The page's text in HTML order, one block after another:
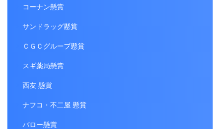
コーナン懸賞
サンドラッグ懸賞
ＣＧＣグループ懸賞
スギ薬局懸賞
西友 懸賞
ナフコ・不二屋 懸賞
バロー懸賞